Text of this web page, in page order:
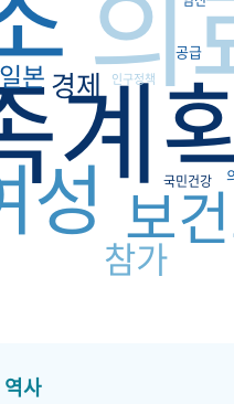
계
성 보
참가
경제
일본
공급
국민건강
인구정책
사